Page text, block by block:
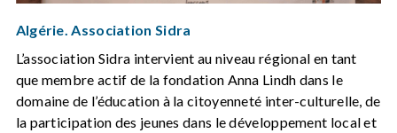
Algérie. Association Sidra
L’association Sidra intervient au niveau régional en tant
que membre actif de la fondation Anna Lindh dans le
domaine de l’éducation à la citoyenneté inter-culturelle, de
la participation des jeunes dans le développement local et